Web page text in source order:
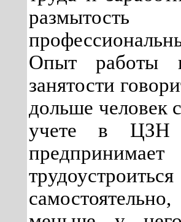
размытость
Опыт работы
занятости
дольше человек
учете в
трудоустроиться